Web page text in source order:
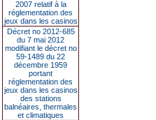
2007 relatif à la
réglementation des
jeux dans les casinos
Décret no 2012-685
du 7 mai 2012
modifiant le décret no
59-1489 du 22
décembre 1959
portant
réglementation des
jeux dans les casinos
des stations
balnéaires, thermales
et climatiques